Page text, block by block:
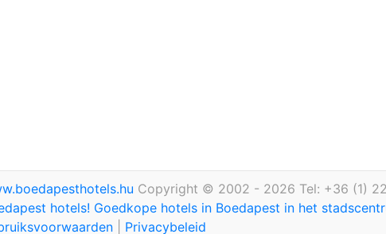
Copyright © 2002 - 2026 Tel: +36 (1)
hotels! Goedkope hotels in Boedapest in het
Privacybeleid